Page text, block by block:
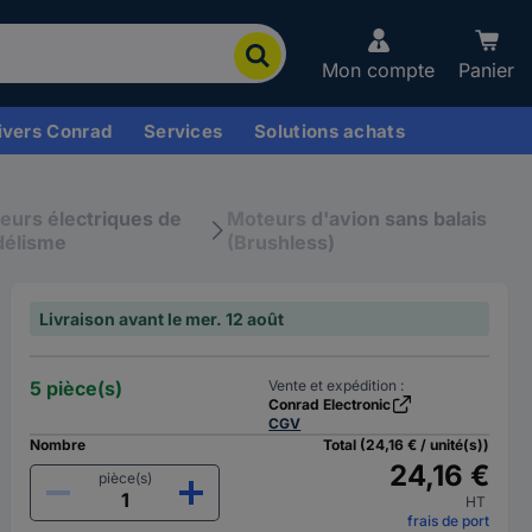
Mon compte Panier
Conrad Services Solutions achats
électriques de
Moteurs d'avion sans balais
(Brushless)
Livraison avant le mer. 12 août
5 pièce(s)
Vente et expédition :
Conrad Electronic
CGV
Nombre
pièce(s)
Total (24,16 € / unité(s))
24,16 €
HT
frais de port